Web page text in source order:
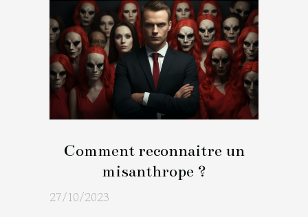
Comment reconnaitre un
misanthrope ?
27/10/2023